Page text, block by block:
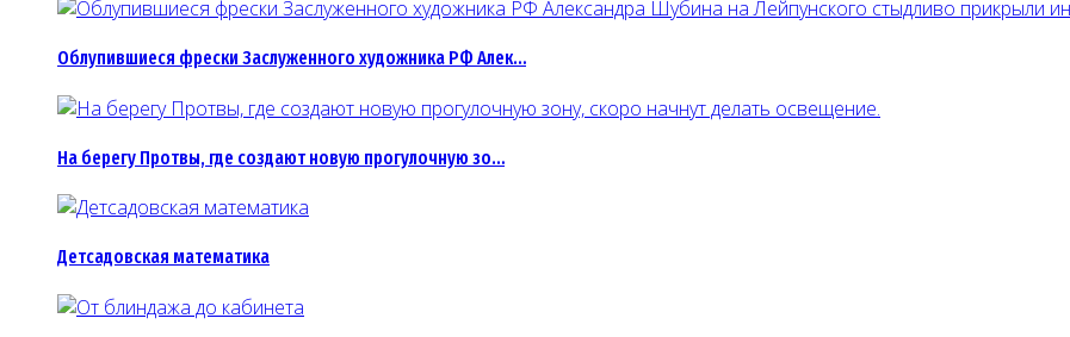
Облупившиеся фрески Заслуженного художника РФ Алек…
На берегу Протвы, где создают новую прогулочную зо…
Детсадовская математика